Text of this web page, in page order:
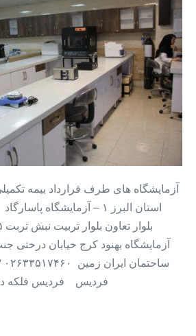
کوثر
کرج
+
آزمایشگاه
های
طرف
قرار
در
استان
آزمایشگاه های طرف قرارداد بیمه
استان البرز ۱ – آزمایشگاه
فردیس فردیس فلکه دوم